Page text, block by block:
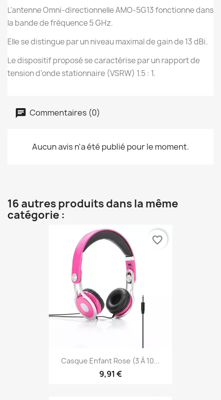
L’antenne Omni-directionnelle AMO-5G13 fonctionne dans
la bande de fréquence 5 GHz.
Elle se distingue par un niveau maximal de gain de 13 dBi.
Le dispositif proposé se caractérise par un rapport de
tension d’onde stationnaire (VSRW) 1.5 : 1.
Commentaires (0)
Aucun avis n'a été publié pour le moment.
16 autres produits dans la même
catégorie :
Casque Enfant Rose (3 À 10...
9,91 €
favorite_border